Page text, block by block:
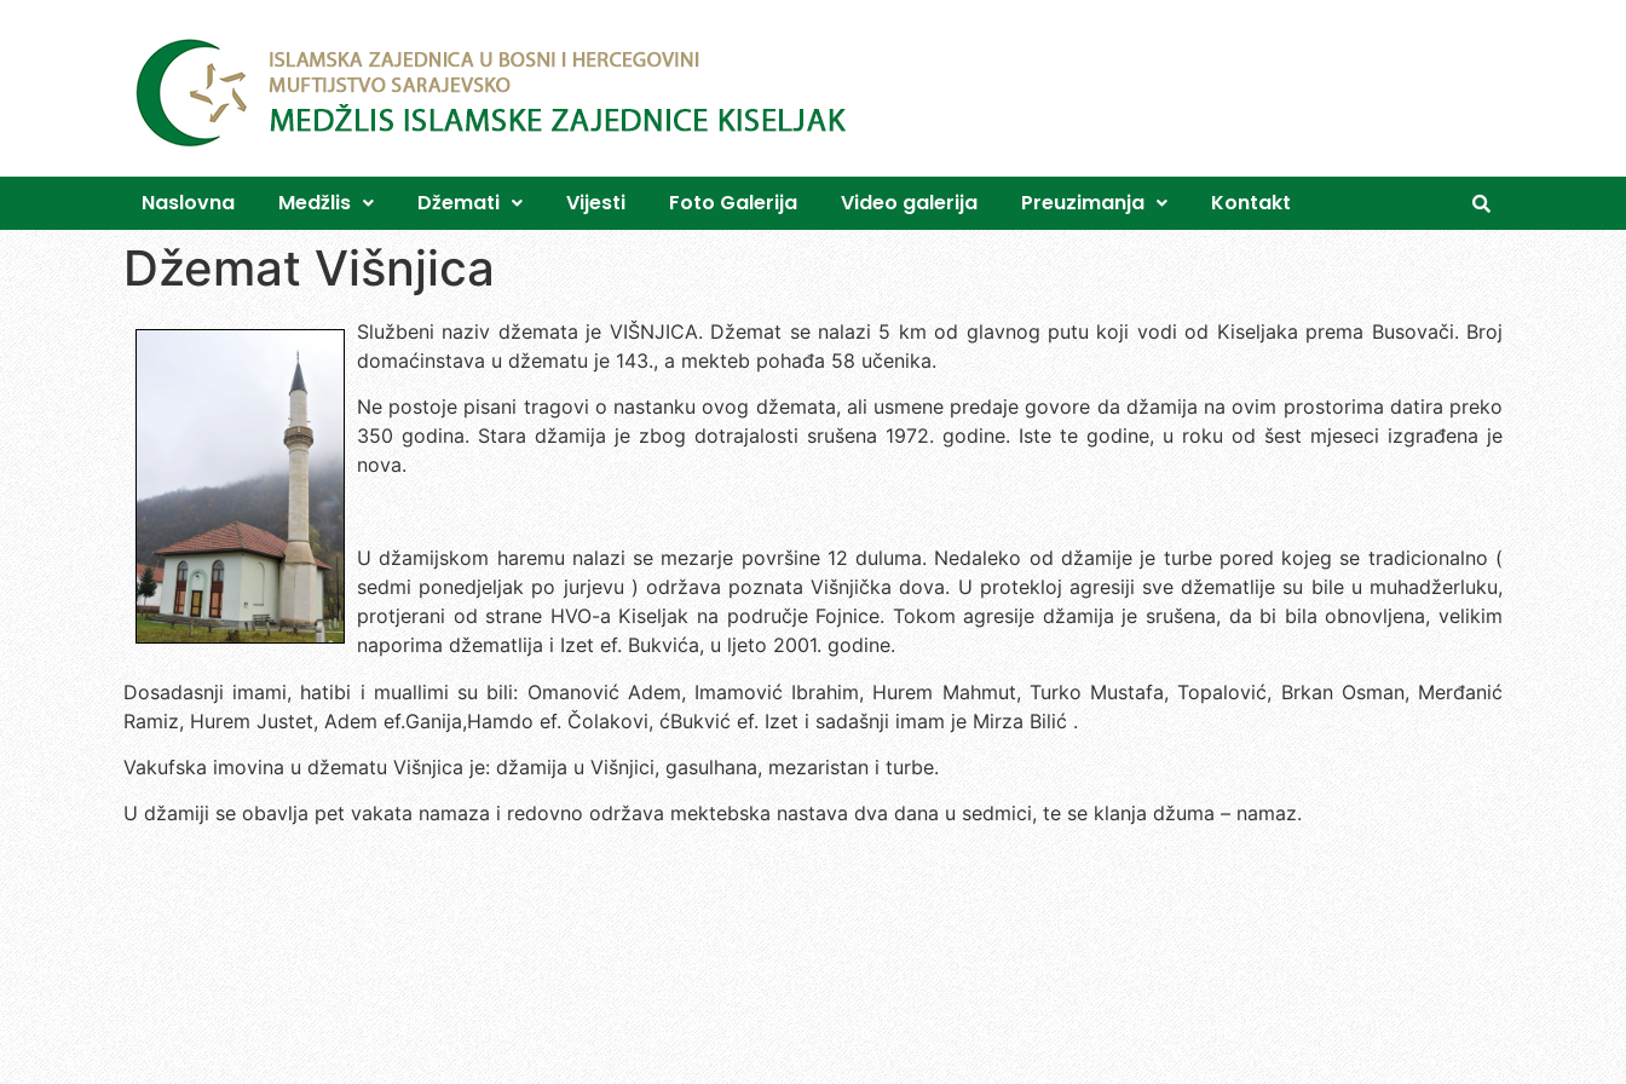
Naslovna Medžlis Džemati Vijesti Foto Galerija Video galerija Preuzimanja Kontakt
Džemat Višnjica
Službeni naziv džemata je VIŠNJICA. Džemat se nalazi 5 km od glavnog putu koji vodi od Kiseljaka prema Busovači. Broj
domaćinstava u džematu je 143., a mekteb pohađa 58 učenika.
Ne postoje pisani tragovi o nastanku ovog džemata, ali usmene predaje govore da džamija na ovim prostorima datira preko
350 godina. Stara džamija je zbog dotrajalosti srušena 1972. godine. Iste te godine, u roku od šest mjeseci izgrađena je
nova.
U džamijskom haremu nalazi se mezarje površine 12 duluma. Nedaleko od džamije je turbe pored kojeg se tradicionalno (
sedmi ponedjeljak po jurjevu ) održava poznata Višnjička dova. U protekloj agresiji sve džematlije su bile u muhadžerluku,
protjerani od strane HVO-a Kiseljak na područje Fojnice. Tokom agresije džamija je srušena, da bi bila obnovljena, velikim
naporima džematlija i Izet ef. Bukvića, u ljeto 2001. godine.
Dosadasnji imami, hatibi i muallimi su bili: Omanović Adem, Imamović Ibrahim, Hurem Mahmut, Turko Mustafa, Topalović, Brkan Osman, Merđanić
Ramiz, Hurem Justet, Adem ef.Ganija,Hamdo ef. Čolakovi, ćBukvić ef. Izet i sadašnji imam je Mirza Bilić .
Vakufska imovina u džematu Višnjica je: džamija u Višnjici, gasulhana, mezaristan i turbe.
U džamiji se obavlja pet vakata namaza i redovno održava mektebska nastava dva dana u sedmici, te se klanja džuma – namaz.